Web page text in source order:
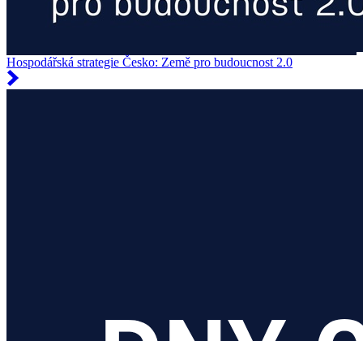
Hospodářská strategie Česko: Země pro budoucnost 2.0